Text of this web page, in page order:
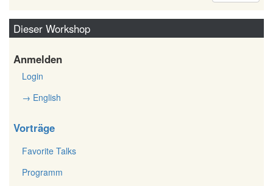
Dieser Workshop
Anmelden
Login
→ English
Vorträge
Favorite Talks
Programm